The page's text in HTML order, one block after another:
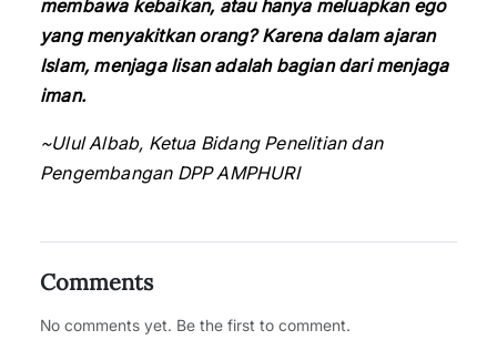
membawa kebaikan, atau hanya meluapkan ego
yang menyakitkan orang? Karena dalam ajaran
Islam, menjaga lisan adalah bagian dari menjaga
iman.
~Ulul Albab, Ketua Bidang Penelitian dan
Pengembangan DPP AMPHURI
Comments
No comments yet. Be the first to comment.